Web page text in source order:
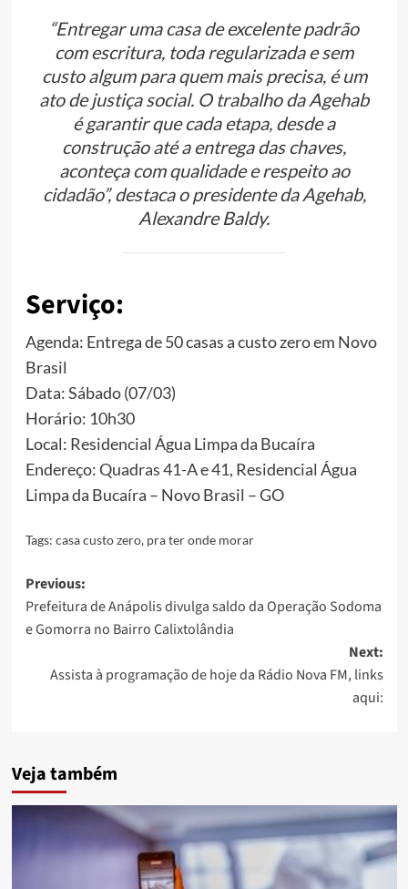
“Entregar uma casa de excelente padrão
com escritura, toda regularizada e sem
custo algum para quem mais precisa, é um
ato de justiça social. O trabalho da Agehab
é garantir que cada etapa, desde a
construção até a entrega das chaves,
aconteça com qualidade e respeito ao
cidadão”, destaca o presidente da Agehab,
Alexandre Baldy.
Serviço:
Agenda: Entrega de 50 casas a custo zero em Novo
Brasil
Data: Sábado (07/03)
Horário: 10h30
Local: Residencial Água Limpa da Bucaíra
Endereço: Quadras 41-A e 41, Residencial Água
Limpa da Bucaíra – Novo Brasil – GO
Tags: casa custo zero, pra ter onde morar
Post
navigation
Previous:
Prefeitura de Anápolis divulga saldo da Operação Sodoma
e Gomorra no Bairro Calixtolândia
Next:
Assista à programação de hoje da Rádio Nova FM, links
aqui:
Veja também